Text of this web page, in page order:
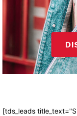
[tds_leads